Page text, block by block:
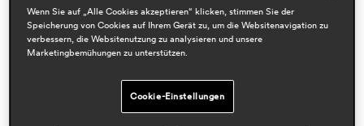
claudio dondoli & marco pocci
Wenn Sie auf „Alle Cookies akzeptieren“ klicken, stimmen Sie der
Speicherung von Cookies auf Ihrem Gerät zu, um die Websitenavigation zu
verbessern, die Websitenutzung zu analysieren und unsere
Marketingbemühungen zu unterstützen.
Cookie-Einstellungen